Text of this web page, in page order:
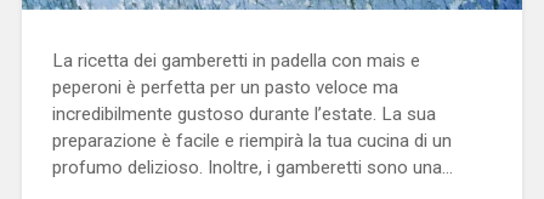
La ricetta dei gamberetti in padella con mais e
peperoni è perfetta per un pasto veloce ma
incredibilmente gustoso durante l’estate. La sua
preparazione è facile e riempirà la tua cucina di un
profumo delizioso. Inoltre, i gamberetti sono una…